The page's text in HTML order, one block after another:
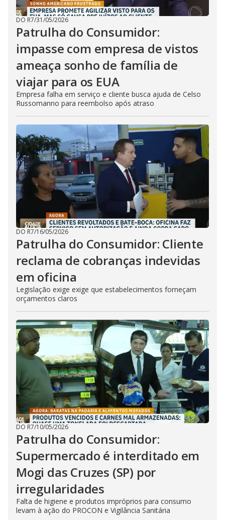
DO R7/31/05/2026
Patrulha do Consumidor:
impasse com empresa de vistos
ameaça sonho de família de
viajar para os EUA
Empresa falha em serviço e cliente busca ajuda de Celso
Russomanno para reembolso após atraso
DO R7/16/05/2026
Patrulha do Consumidor: Cliente
reclama de cobranças indevidas
em oficina
Legislação exige exige que estabelecimentos forneçam
orçamentos claros
DO R7/10/05/2026
Patrulha do Consumidor:
Supermercado é interditado em
Mogi das Cruzes (SP) por
irregularidades
Falta de higiene e produtos impróprios para consumo
levam à ação do PROCON e Vigilância Sanitária